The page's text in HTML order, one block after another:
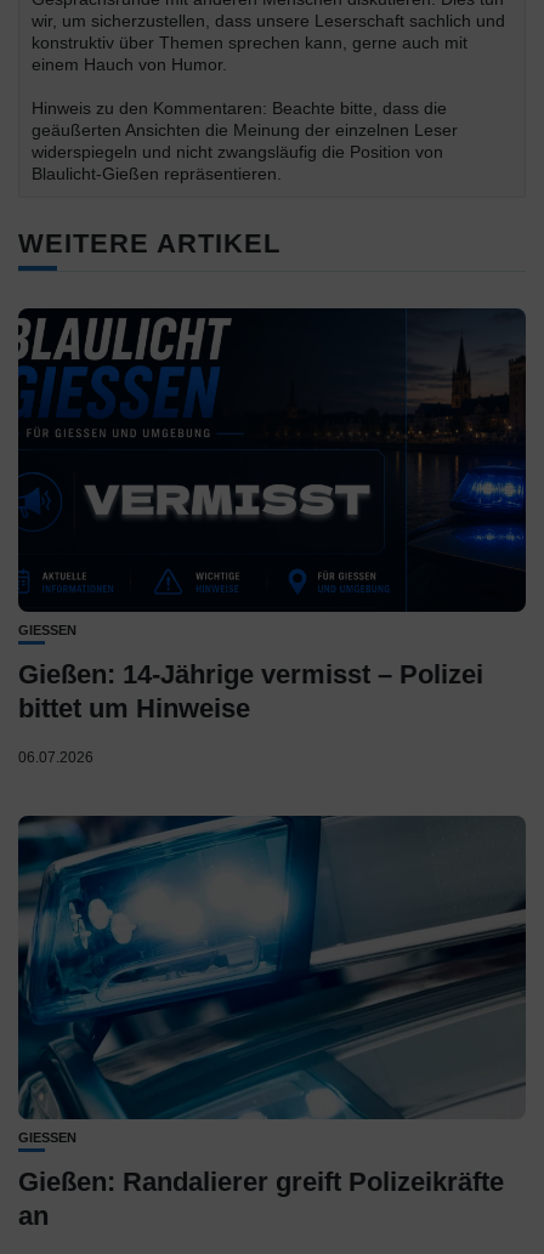
wir, um sicherzustellen, dass unsere Leserschaft sachlich und
konstruktiv über Themen sprechen kann, gerne auch mit
einem Hauch von Humor.
Hinweis zu den Kommentaren: Beachte bitte, dass die
geäußerten Ansichten die Meinung der einzelnen Leser
widerspiegeln und nicht zwangsläufig die Position von
Blaulicht-Gießen repräsentieren.
WEITERE ARTIKEL
GIESSEN
Gießen: 14-Jährige vermisst – Polizei
bittet um Hinweise
06.07.2026
GIESSEN
Gießen: Randalierer greift Polizeikräfte
an